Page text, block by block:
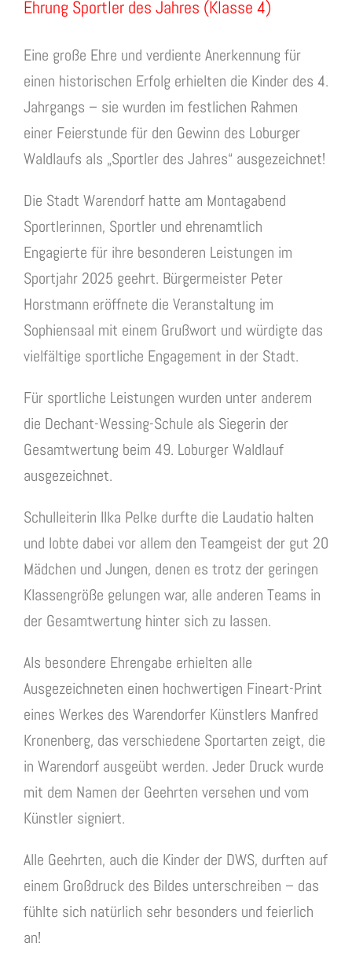
Ehrung Sportler des Jahres (Klasse 4)
Eine große Ehre und verdiente Anerkennung für
einen historischen Erfolg erhielten die Kinder des 4.
Jahrgangs – sie wurden im festlichen Rahmen
einer Feierstunde für den Gewinn des Loburger
Waldlaufs als „Sportler des Jahres“ ausgezeichnet!
Die Stadt Warendorf hatte am Montagabend
Sportlerinnen, Sportler und ehrenamtlich
Engagierte für ihre besonderen Leistungen im
Sportjahr 2025 geehrt. Bürgermeister Peter
Horstmann eröffnete die Veranstaltung im
Sophiensaal mit einem Grußwort und würdigte das
vielfältige sportliche Engagement in der Stadt.
Für sportliche Leistungen wurden unter anderem
die Dechant-Wessing-Schule als Siegerin der
Gesamtwertung beim 49. Loburger Waldlauf
ausgezeichnet.
Schulleiterin Ilka Pelke durfte die Laudatio halten
und lobte dabei vor allem den Teamgeist der gut 20
Mädchen und Jungen, denen es trotz der geringen
Klassengröße gelungen war, alle anderen Teams in
der Gesamtwertung hinter sich zu lassen.
Als besondere Ehrengabe erhielten alle
Ausgezeichneten einen hochwertigen Fineart-Print
eines Werkes des Warendorfer Künstlers Manfred
Kronenberg, das verschiedene Sportarten zeigt, die
in Warendorf ausgeübt werden. Jeder Druck wurde
mit dem Namen der Geehrten versehen und vom
Künstler signiert.
Alle Geehrten, auch die Kinder der DWS, durften auf
einem Großdruck des Bildes unterschreiben – das
fühlte sich natürlich sehr besonders und feierlich
an!